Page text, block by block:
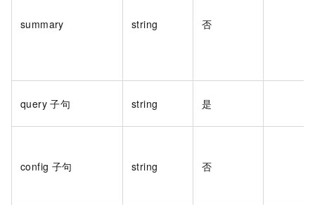
summary string 否
query 子句 string 是
config 子句 string 否